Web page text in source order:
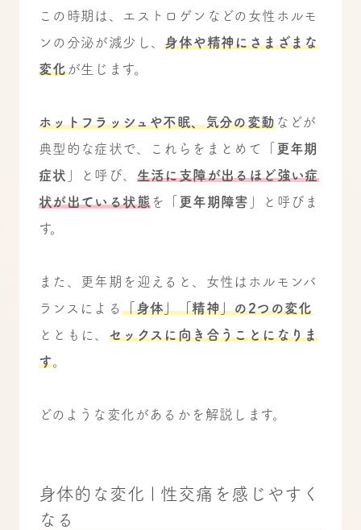
この時期は、エストロゲンなどの女性ホルモ
ンの分泌が減少し、身体や精神にさまざまな
変化が生じます。
ホットフラッシュや不眠、気分の変動などが
典型的な症状で、これらをまとめて「
更年期
症状 」と呼び、 生活に支障が出るほど強い症
状が出ている状態を「 更年期障害
」と呼びま
す。
また、更年期を迎えると、女性はホルモンバ
ランスによる「身体」「精神」の2つの変化
とともに、 セックスに向き合うことになりま
す。
どのような変化があるかを解説します。
身体的な変化 | 性交痛を感じやすく
なる